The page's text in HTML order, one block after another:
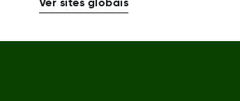
Ver sites globais